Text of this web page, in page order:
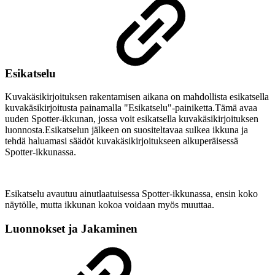
Esikatselu
Kuvakäsikirjoituksen rakentamisen aikana on mahdollista esikatsella
kuvakäsikirjoitusta painamalla "Esikatselu"-painiketta.Tämä avaa
uuden Spotter-ikkunan, jossa voit esikatsella kuvakäsikirjoituksen
luonnosta.Esikatselun jälkeen on suositeltavaa sulkea ikkuna ja
tehdä haluamasi säädöt kuvakäsikirjoitukseen alkuperäisessä
Spotter-ikkunassa.
Esikatselu avautuu ainutlaatuisessa Spotter-ikkunassa, ensin koko
näytölle, mutta ikkunan kokoa voidaan myös muuttaa.
Luonnokset ja Jakaminen